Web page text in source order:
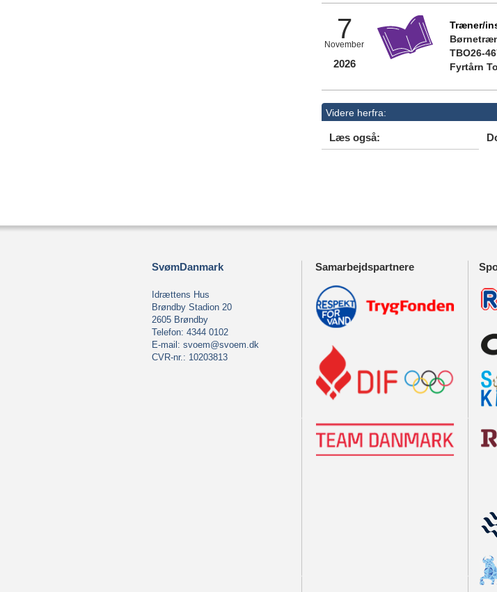
7
November
2026
Træner/
TBO26-
Fyrtårn
Videre herfra:
Læs også:
SvømDanmark
Idrættens Hus
Brøndby Stadion 20
2605 Brøndby
Telefon: 4344 0102
E-mail: svoem@svoem.dk
CVR-nr.: 10203813
Samarbejdspartnere